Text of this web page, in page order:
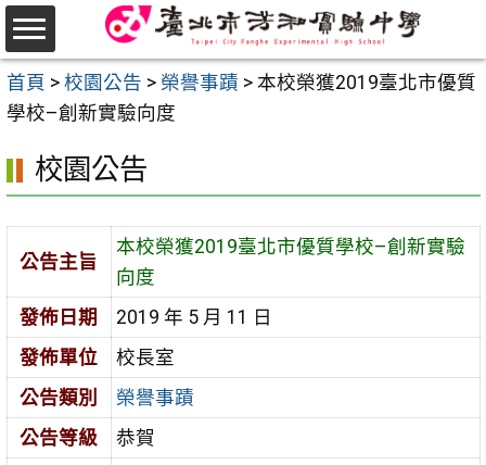
跳
至
主
要
區
首頁 > 校園公告 > 榮譽事蹟 > 本校榮獲2019臺北市優質
學校–創新實驗向度
校園公告
公告主旨
本校榮獲2019臺北市優質學校–創新實驗
向度
發佈日期
2019 年 5 月 11 日
發佈單位
校長室
公告類別
榮譽事蹟
公告等級
恭賀
選
單